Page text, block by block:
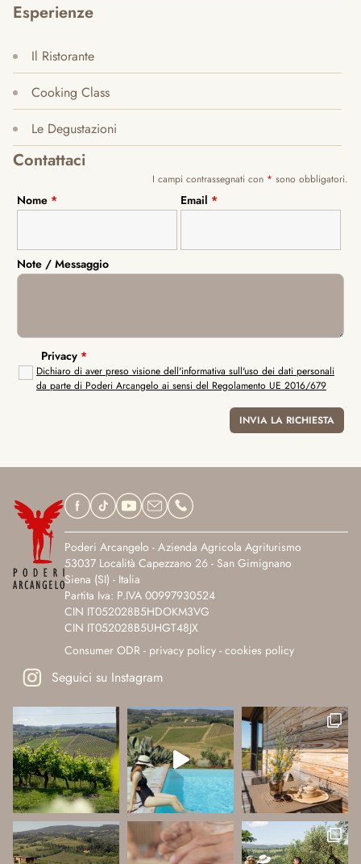
Esperienze
Il Ristorante
Cooking Class
Le Degustazioni
Contattaci
I campi contrassegnati con * sono obbligatori.
Nome * Email *
Note / Messaggio
Privacy *
Dichiaro di aver preso visione dell'informativa sull'uso dei dati personali
da parte di Poderi Arcangelo ai sensi del Regolamento UE 2016/679
Poderi Arcangelo - Azienda Agricola Agriturismo
53037 Località Capezzano 26 - San Gimignano
Siena (SI) - Italia
Partita Iva: P.IVA 00997930524
CIN IT052028B5HDOKM3VG
CIN IT052028B5UHGT48JX
Consumer ODR - privacy policy - cookies policy
Seguici su Instagram